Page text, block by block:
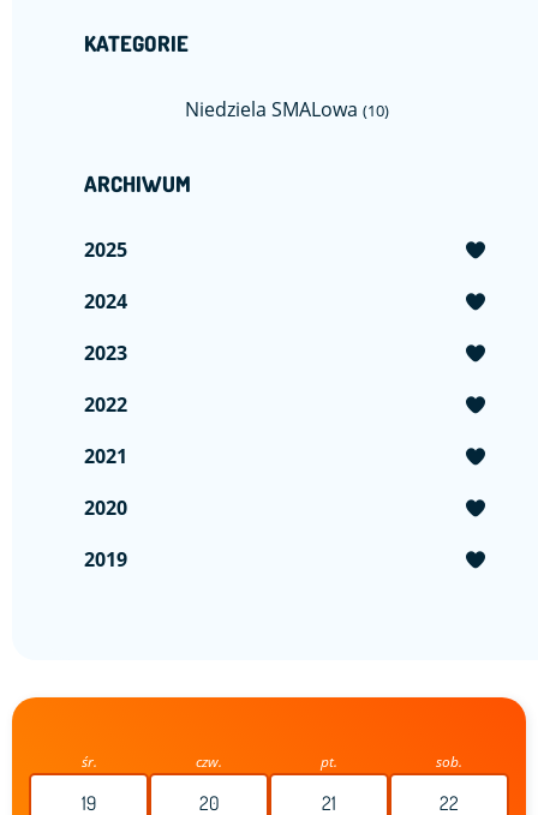
KATEGORIE
Niedziela SMALowa (10)
ARCHIWUM
2025
2024
2023
2022
2021
2020
2019
śr.
19
czw.
20
pt.
21
sob.
22